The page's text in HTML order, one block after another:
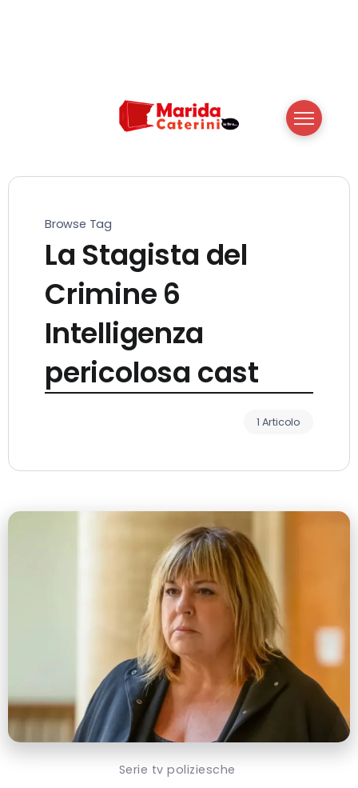
Browse Tag
La Stagista del
Crimine 6
Intelligenza
pericolosa cast
1 Articolo
Serie tv poliziesche